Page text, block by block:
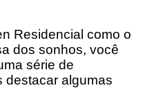
Residencial como o
dos sonhos, você
série de
destacar algumas